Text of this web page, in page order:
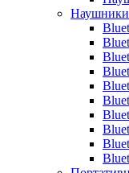
Наушники